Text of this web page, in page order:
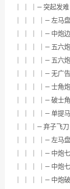
｜ ｜ ｜— 突起发
｜ ｜ ｜ ｜— 左马
｜ ｜ ｜ ｜— 中炮
｜ ｜ ｜ ｜— 五六
｜ ｜ ｜ ｜— 五六
｜ ｜ ｜ ｜— 无广
｜ ｜ ｜ ｜— 士角
｜ ｜ ｜ ｜— 破士
｜ ｜ ｜ ｜— 单提
｜ ｜ ｜— 弃子飞
｜ ｜ ｜ ｜— 左马
｜ ｜ ｜ ｜— 中炮
｜ ｜ ｜ ｜— 中炮
｜ ｜ ｜ ｜— 中炮